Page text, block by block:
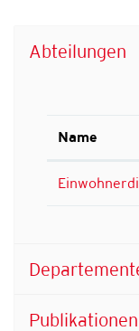
Abteilungen
Name
Publikationen